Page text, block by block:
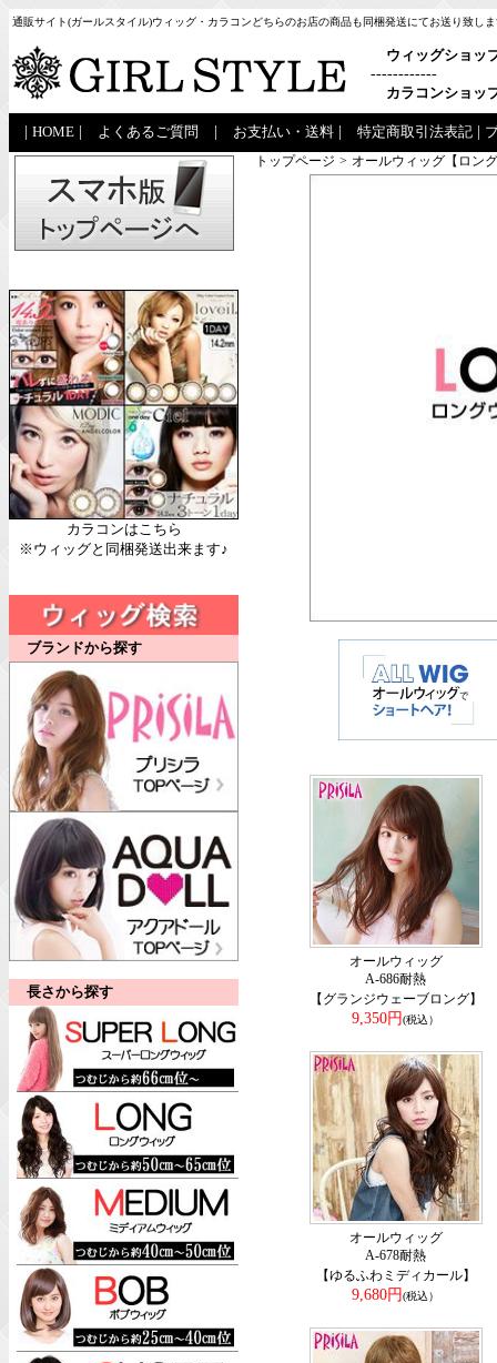
通販サイト(ガールスタイル)ウィッグ・カラコンどちらのお店の商品も同梱発送にてお送り致し
ウィッグショッ
------------
カラコンショッ
HOME よくあるご質問 お支払い・送料 特定商取引法表記
カラコンはこちら
※ウィッグと同梱発送出来ます♪
ブランドから探す
長さから探す
トップページ > オールウィッグ【ロン
オールウィッグ
A-686耐熱
【グランジウェーブロング】
9,350円(税込）
オールウィッグ
A-678耐熱
【ゆるふわミディカール】
9,680円(税込）